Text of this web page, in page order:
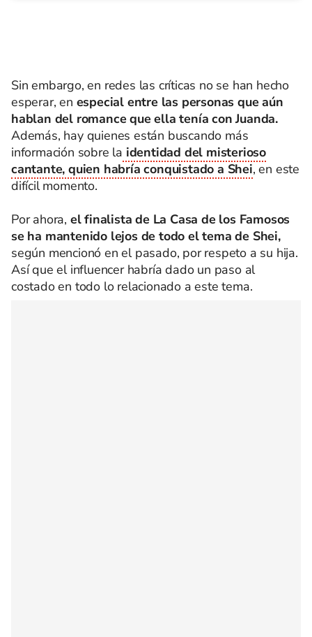
Sin embargo, en redes las críticas no se han hecho
esperar, en especial entre las personas que aún
hablan del romance que ella tenía con Juanda.
Además, hay quienes están buscando más
información sobre la identidad del misterioso
cantante, quien habría conquistado a Shei, en este
difícil momento.
Por ahora, el finalista de La Casa de los Famosos
se ha mantenido lejos de todo el tema de Shei,
según mencionó en el pasado, por respeto a su hija.
Así que el influencer habría dado un paso al
costado en todo lo relacionado a este tema.